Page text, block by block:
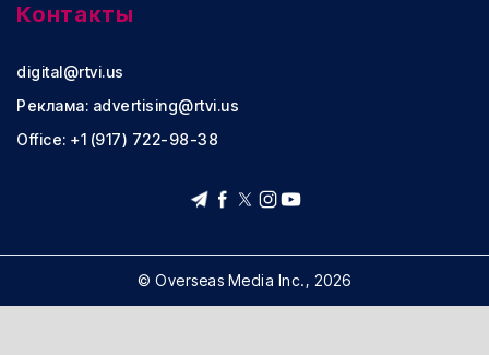
Контакты
digital@rtvi.us
Реклама: advertising@rtvi.us
Office: +1 (917) 722-98-38
© Overseas Media Inc., 2026